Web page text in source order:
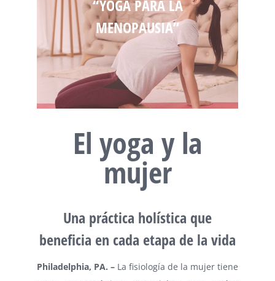
“YOGA PARA LA
MENOPAUSIA”
El yoga y la
mujer
Una práctica holística que
beneficia en cada etapa de la vida
Philadelphia, PA. – La fisiología de la mujer tiene